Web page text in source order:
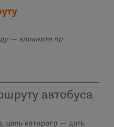
— кликните по
автобуса
цель которого — дать